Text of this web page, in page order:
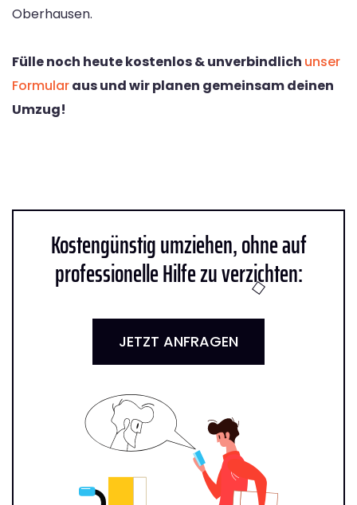
Oberhausen.
Fülle noch heute kostenlos & unverbindlich unser
Formularaus und wir planen gemeinsam deinen
Umzug!
Kostengünstig umziehen, ohne auf
professionelle Hilfe zu verzichten:
JETZT ANFRAGEN